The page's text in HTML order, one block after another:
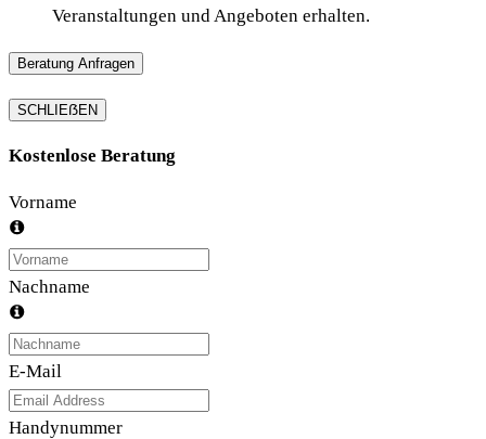
Veranstaltungen und Angeboten erhalten.
Beratung Anfragen
SCHLIEẞEN
Kostenlose Beratung
Vorname
Nachname
E-Mail
Handynummer